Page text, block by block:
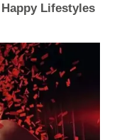
Lifestyles